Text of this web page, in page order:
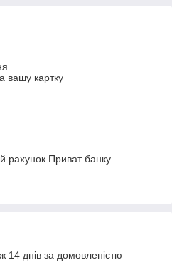
вашу картку
рахунок Приват банку
14 днів за домовленістю